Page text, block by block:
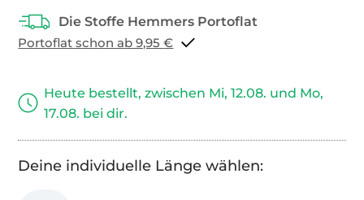
Portoflat schon ab 9,95 €
Heute bestellt, zwischen Mi, 12.08. und Mo,
17.08. bei dir.
Deine individuelle Länge wählen: